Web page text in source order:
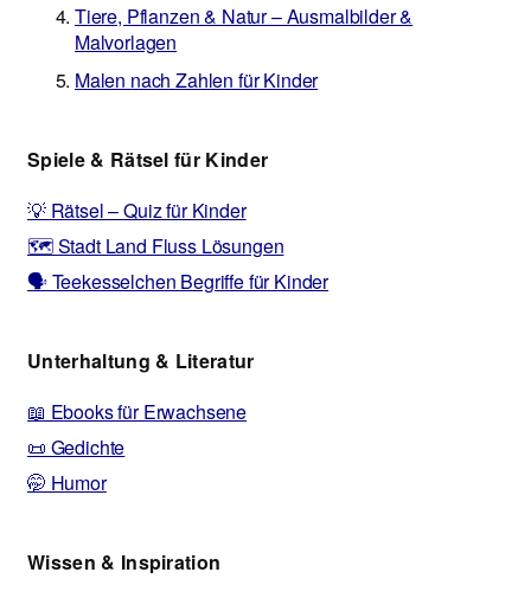
Tiere, Pflanzen & Natur – Ausmalbilder &
Malvorlagen
Malen nach Zahlen für Kinder
Spiele & Rätsel für Kinder
💡 Rätsel – Quiz für Kinder
🗺️ Stadt Land Fluss Lösungen
🗣️ Teekesselchen Begriffe für Kinder
Unterhaltung & Literatur
📖 Ebooks für Erwachsene
📜 Gedichte
🤭 Humor
Wissen & Inspiration